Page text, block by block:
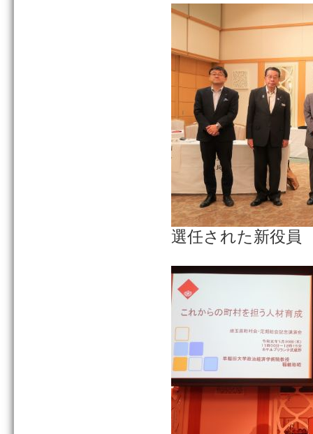
選任された新役員